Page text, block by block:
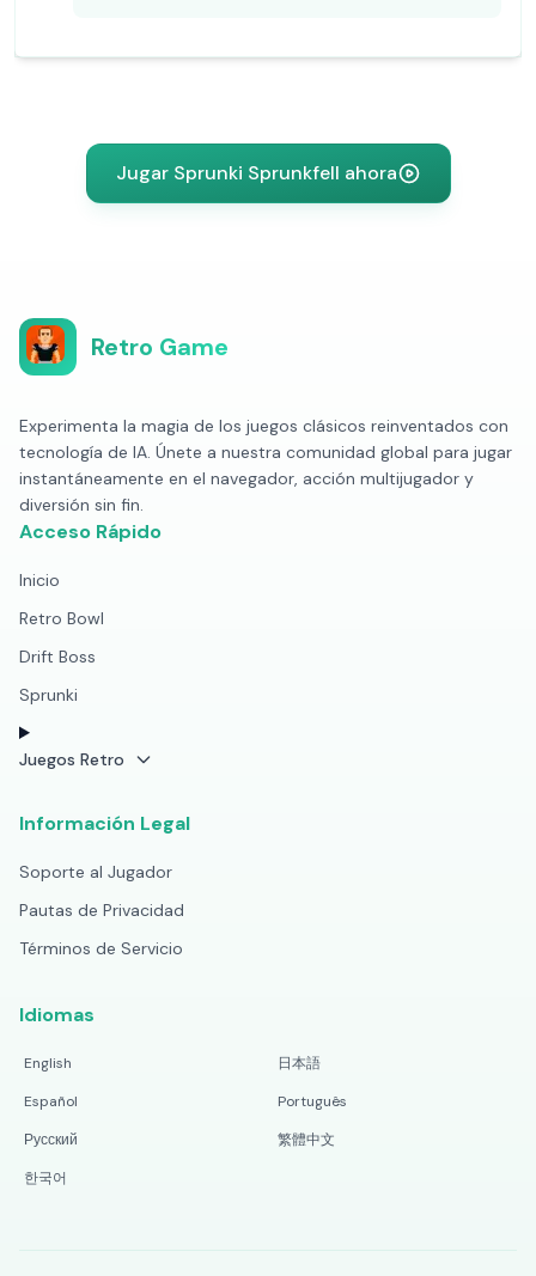
Jugar Sprunki Sprunkfell ahora
Retro Game
Experimenta la magia de los juegos clásicos reinventados con
tecnología de IA. Únete a nuestra comunidad global para jugar
instantáneamente en el navegador, acción multijugador y
diversión sin fin.
Acceso Rápido
Inicio
Retro Bowl
Drift Boss
Sprunki
Juegos Retro
Información Legal
Soporte al Jugador
Pautas de Privacidad
Términos de Servicio
Idiomas
English
日本語
Español
Português
Русский
繁體中文
한국어